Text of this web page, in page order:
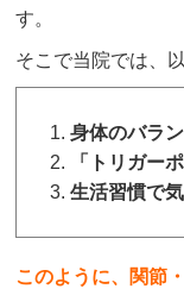
す。
そこで当院では、
身体のバラ
「トリガー
生活習慣で
このように、関節